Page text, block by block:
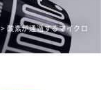
> 酸素が通過するマイクロ